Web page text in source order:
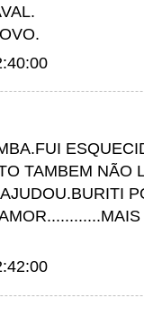
TAMBEM NÃO